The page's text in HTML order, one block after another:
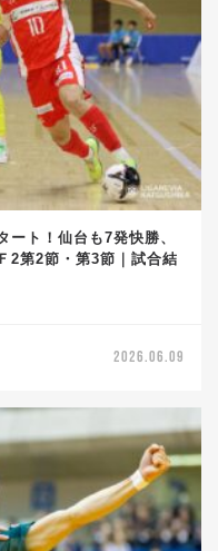
ト！仙台も7発快勝、
2第2節・第3節｜試合結
2026.06.09